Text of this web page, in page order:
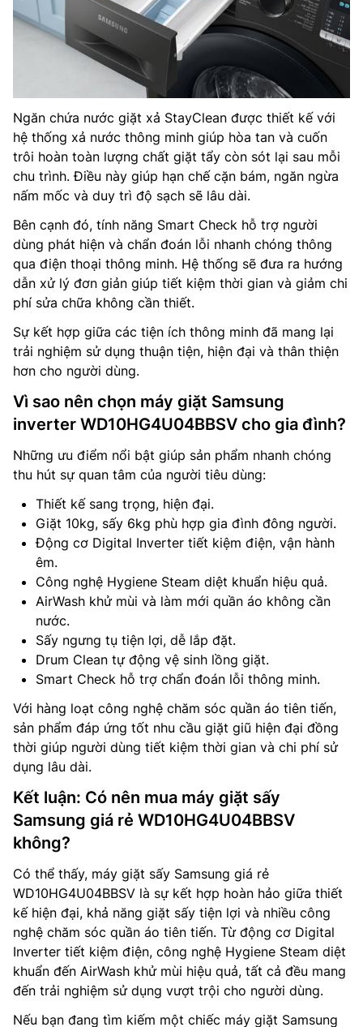
Ngăn chứa nước giặt xả StayClean được thiết kế với
hệ thống xả nước thông minh giúp hòa tan và cuốn
trôi hoàn toàn lượng chất giặt tẩy còn sót lại sau mỗi
chu trình. Điều này giúp hạn chế cặn bám, ngăn ngừa
nấm mốc và duy trì độ sạch sẽ lâu dài.
Bên cạnh đó, tính năng Smart Check hỗ trợ người
dùng phát hiện và chẩn đoán lỗi nhanh chóng thông
qua điện thoại thông minh. Hệ thống sẽ đưa ra hướng
dẫn xử lý đơn giản giúp tiết kiệm thời gian và giảm chi
phí sửa chữa không cần thiết.
Sự kết hợp giữa các tiện ích thông minh đã mang lại
trải nghiệm sử dụng thuận tiện, hiện đại và thân thiện
hơn cho người dùng.
Vì sao nên chọn máy giặt Samsung
inverter WD10HG4U04BBSV cho gia đình?
Những ưu điểm nổi bật giúp sản phẩm nhanh chóng
thu hút sự quan tâm của người tiêu dùng:
Thiết kế sang trọng, hiện đại.
Giặt 10kg, sấy 6kg phù hợp gia đình đông người.
Động cơ Digital Inverter tiết kiệm điện, vận hành
êm.
Công nghệ Hygiene Steam diệt khuẩn hiệu quả.
AirWash khử mùi và làm mới quần áo không cần
nước.
Sấy ngưng tụ tiện lợi, dễ lắp đặt.
Drum Clean tự động vệ sinh lồng giặt.
Smart Check hỗ trợ chẩn đoán lỗi thông minh.
Với hàng loạt công nghệ chăm sóc quần áo tiên tiến,
sản phẩm đáp ứng tốt nhu cầu giặt giũ hiện đại đồng
thời giúp người dùng tiết kiệm thời gian và chi phí sử
dụng lâu dài.
Kết luận: Có nên mua máy giặt sấy
Samsung giá rẻ WD10HG4U04BBSV
không?
Có thể thấy, máy giặt sấy Samsung giá rẻ
WD10HG4U04BBSV là sự kết hợp hoàn hảo giữa thiết
kế hiện đại, khả năng giặt sấy tiện lợi và nhiều công
nghệ chăm sóc quần áo tiên tiến. Từ động cơ Digital
Inverter tiết kiệm điện, công nghệ Hygiene Steam diệt
khuẩn đến AirWash khử mùi hiệu quả, tất cả đều mang
đến trải nghiệm sử dụng vượt trội cho người dùng.
Nếu bạn đang tìm kiếm một chiếc máy giặt Samsung